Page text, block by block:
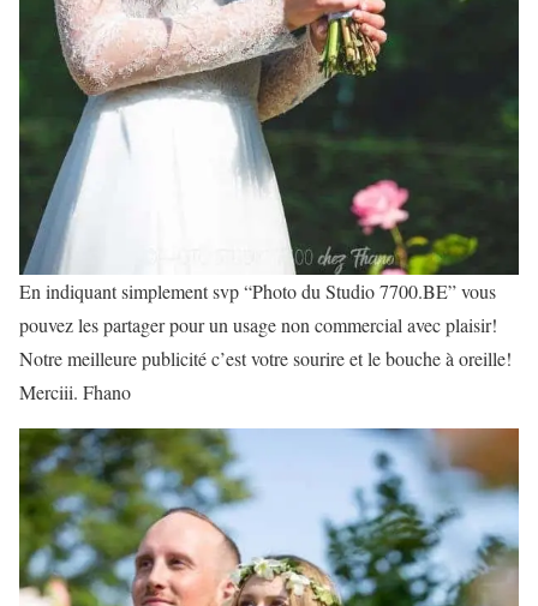
En indiquant simplement svp “Photo du Studio 7700.BE” vous
pouvez les partager pour un usage non commercial avec plaisir!
Notre meilleure publicité c’est votre sourire et le bouche à oreille!
Merciii. Fhano